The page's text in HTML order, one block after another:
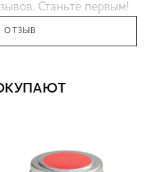
Станьте первым!
ОТЗЫВ